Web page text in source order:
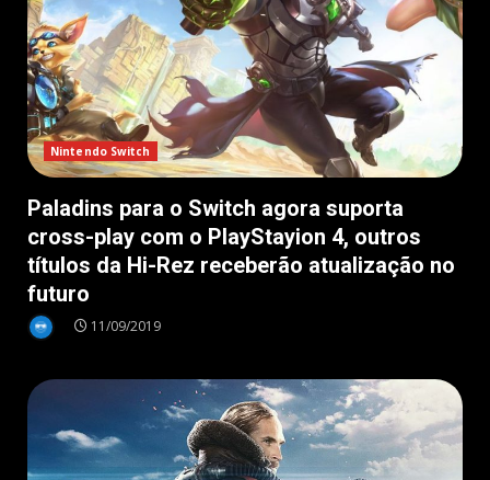
Nintendo Switch
Paladins para o Switch agora suporta
cross-play com o PlayStayion 4, outros
títulos da Hi-Rez receberão atualização no
futuro
11/09/2019